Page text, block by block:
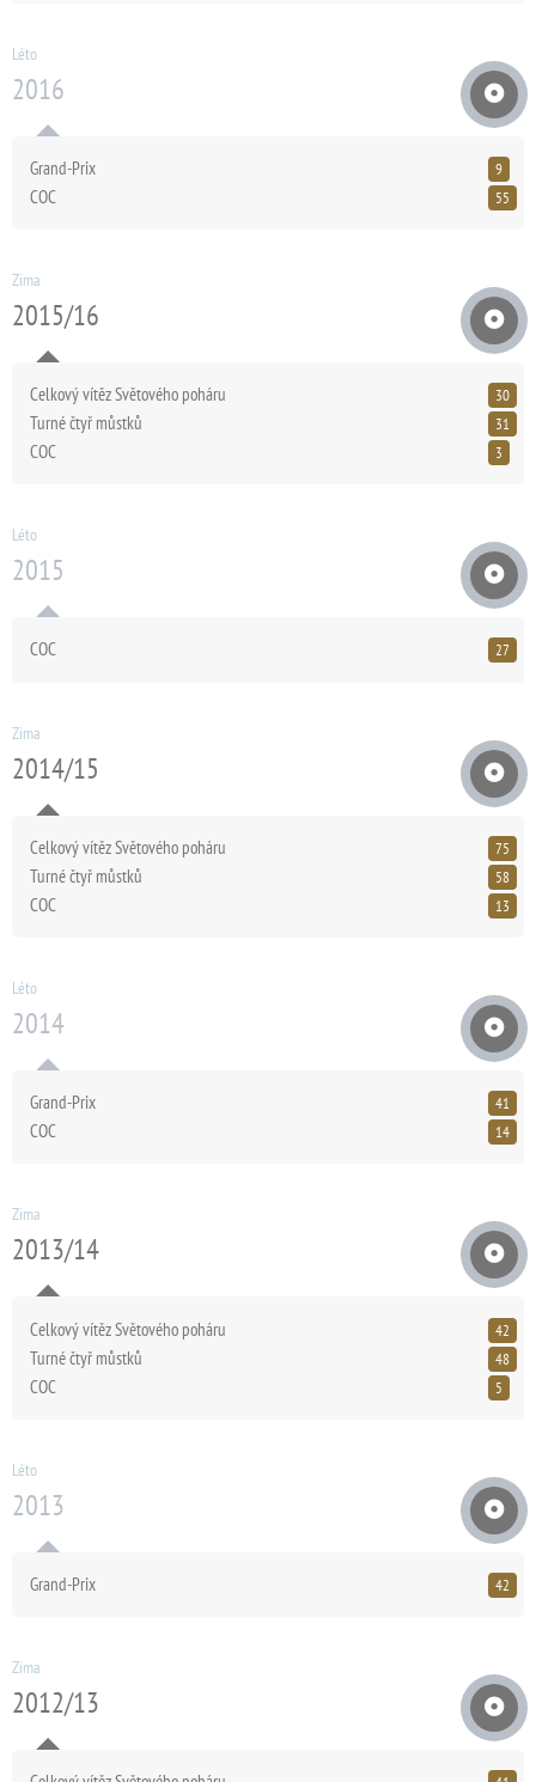
Léto
2016
Grand-Prix 9
COC 55
Zima
2015/16
Celkový vítěz Světového poháru 30
Turné čtyř můstků 31
COC 3
Léto
2015
COC 27
Zima
2014/15
Celkový vítěz Světového poháru 75
Turné čtyř můstků 58
COC 13
Léto
2014
Grand-Prix 41
COC 14
Zima
2013/14
Celkový vítěz Světového poháru 42
Turné čtyř můstků 48
COC 5
Léto
2013
Grand-Prix 42
Zima
2012/13